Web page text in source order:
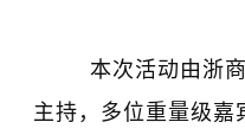
本次活动由浙商
主持，多位重量级嘉